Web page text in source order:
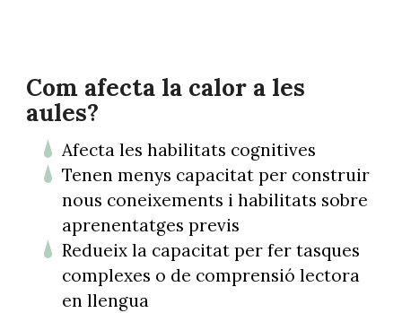
Com afecta la calor a les
aules?
Afecta les habilitats cognitives
Tenen menys capacitat per construir
nous coneixements i habilitats sobre
aprenentatges previs
Redueix la capacitat per fer tasques
complexes o de comprensió lectora
en llengua